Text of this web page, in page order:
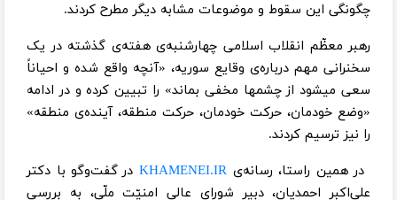
چگونگی این سقوط و موضوعات مشابه دیگر مطرح کردند.
رهبر معظّم انقلاب اسلامی چهارشنبه‌ی هفته‌ی گذشته در یک
سخنرانی مهم درباره‌ی وقایع سوریه، «آنچه واقع شده و احیاناً
سعی میشود از چشمها مخفی بماند» را تبیین کرده و در ادامه
«وضع خودمان، حرکت خودمان، حرکت منطقه، آینده‌‌ی منطقه»
را نیز ترسیم کردند.
در همین راستا، رسانه‌یKHAMENEI.IR در گفت‌وگو با دکتر
علی‌اکبر احمدیان، دبیر شورای عالی امنیّت ملّی، به بررسی